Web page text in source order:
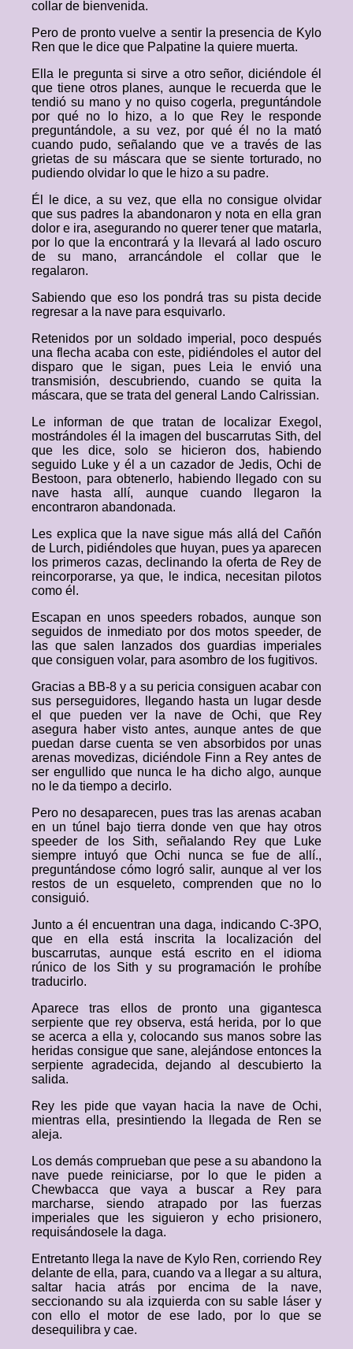
collar de bienvenida.
Pero de pronto vuelve a sentir la presencia de Kylo
Ren que le dice que Palpatine la quiere muerta.
Ella le pregunta si sirve a otro señor, diciéndole él
que tiene otros planes, aunque le recuerda que le
tendió su mano y no quiso cogerla, preguntándole
por qué no lo hizo, a lo que Rey le responde
preguntándole, a su vez, por qué él no la mató
cuando pudo, señalando que ve a través de las
grietas de su máscara que se siente torturado, no
pudiendo olvidar lo que le hizo a su padre.
Él le dice, a su vez, que ella no consigue olvidar
que sus padres la abandonaron y nota en ella gran
dolor e ira, asegurando no querer tener que matarla,
por lo que la encontrará y la llevará al lado oscuro
de su mano, arrancándole el collar que le
regalaron.
Sabiendo que eso los pondrá tras su pista decide
regresar a la nave para esquivarlo.
Retenidos por un soldado imperial, poco después
una flecha acaba con este, pidiéndoles el autor del
disparo que le sigan, pues Leia le envió una
transmisión, descubriendo, cuando se quita la
máscara, que se trata del general Lando Calrissian.
Le informan de que tratan de localizar Exegol,
mostrándoles él la imagen del buscarrutas Sith, del
que les dice, solo se hicieron dos, habiendo
seguido Luke y él a un cazador de Jedis, Ochi de
Bestoon, para obtenerlo, habiendo llegado con su
nave hasta allí, aunque cuando llegaron la
encontraron abandonada.
Les explica que la nave sigue más allá del Cañón
de Lurch, pidiéndoles que huyan, pues ya aparecen
los primeros cazas, declinando la oferta de Rey de
reincorporarse, ya que, le indica, necesitan pilotos
como él.
Escapan en unos speeders robados, aunque son
seguidos de inmediato por dos motos speeder, de
las que salen lanzados dos guardias imperiales
que consiguen volar, para asombro de los fugitivos.
Gracias a BB-8 y a su pericia consiguen acabar con
sus perseguidores, llegando hasta un lugar desde
el que pueden ver la nave de Ochi, que Rey
asegura haber visto antes, aunque antes de que
puedan darse cuenta se ven absorbidos por unas
arenas movedizas, diciéndole Finn a Rey antes de
ser engullido que nunca le ha dicho algo, aunque
no le da tiempo a decirlo.
Pero no desaparecen, pues tras las arenas acaban
en un túnel bajo tierra donde ven que hay otros
speeder de los Sith, señalando Rey que Luke
siempre intuyó que Ochi nunca se fue de allí.,
preguntándose cómo logró salir, aunque al ver los
restos de un esqueleto, comprenden que no lo
consiguió.
Junto a él encuentran una daga, indicando C-3PO,
que en ella está inscrita la localización del
buscarrutas, aunque está escrito en el idioma
rúnico de los Sith y su programación le prohíbe
traducirlo.
Aparece tras ellos de pronto una gigantesca
serpiente que rey observa, está herida, por lo que
se acerca a ella y, colocando sus manos sobre las
heridas consigue que sane, alejándose entonces la
serpiente agradecida, dejando al descubierto la
salida.
Rey les pide que vayan hacia la nave de Ochi,
mientras ella, presintiendo la llegada de Ren se
aleja.
Los demás comprueban que pese a su abandono la
nave puede reiniciarse, por lo que le piden a
Chewbacca que vaya a buscar a Rey para
marcharse, siendo atrapado por las fuerzas
imperiales que les siguieron y echo prisionero,
requisándosele la daga.
Entretanto llega la nave de Kylo Ren, corriendo Rey
delante de ella, para, cuando va a llegar a su altura,
saltar hacia atrás por encima de la nave,
seccionando su ala izquierda con su sable láser y
con ello el motor de ese lado, por lo que se
desequilibra y cae.